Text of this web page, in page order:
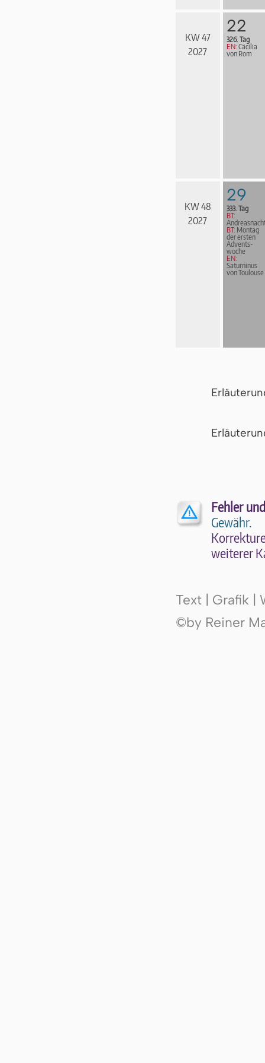
KW 47
2027
22
326. Tag
EN: Cäcilia
von Rom
KW 48
2027
29
333. Tag
BT:
BT: Montag
der ersten
Advents­
woche
EN:
Saturninus
von Toulouse
Fehler
Gewähr.
wei­te­rer
Text | Grafik |
©by Reiner